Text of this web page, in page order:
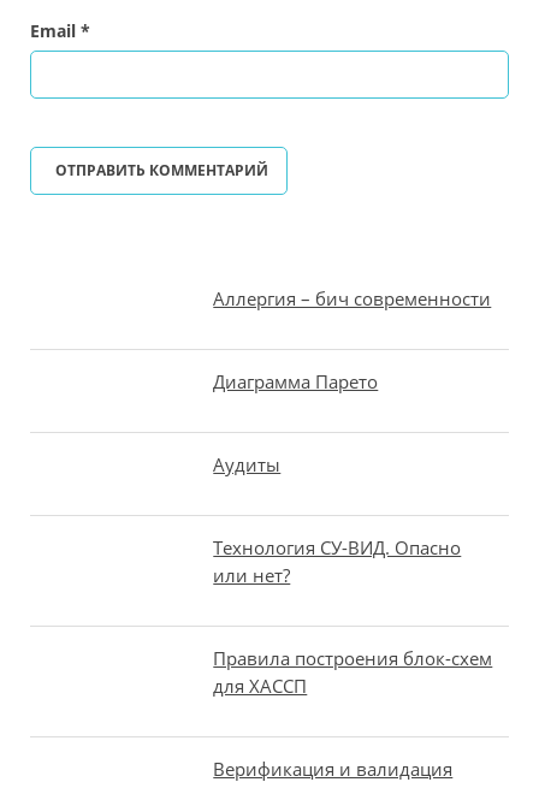
Аллергия – бич современности
Диаграмма Парето
Аудиты
Технология СУ-ВИД. Опасно
или нет?
Правила построения блок-схем
для ХАССП
Верификация и валидация
Email *